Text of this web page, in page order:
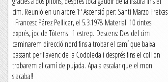
cim. Reunió en un arbre.1ª Ascensió per: Santi Marzo Freixas
i Francesc Pérez Pellicer, el 5.3.1978 Material: 10 cintes
exprés, joc de Tòtems i 1 estrep. Descens: Des del cim
caminarem direcció nord fins a trobar el camí que baixa
passant per l'avenc de la Codoleda i després fins el coll on
trobarem el camí de pujada. Apa a escalar que el mon
s'acaba!!